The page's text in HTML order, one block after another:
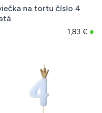
na tortu číslo 4
1,83 €